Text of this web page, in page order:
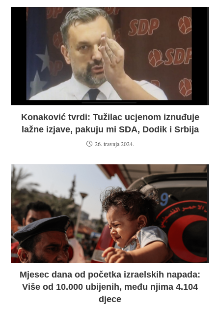
Konaković tvrdi: Tužilac ucjenom iznuđuje
lažne izjave, pakuju mi SDA, Dodik i Srbija
26. travnja 2024.
Mjesec dana od početka izraelskih napada:
Više od 10.000 ubijenih, među njima 4.104
djece